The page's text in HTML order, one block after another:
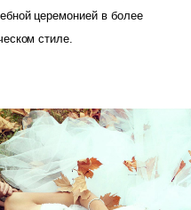
церемонией в более
стиле.